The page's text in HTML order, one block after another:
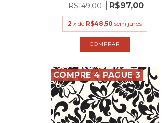
R$149,00 R$97,00
2 x de R$48,50 sem juros
COMPRE 4 PAGUE 3